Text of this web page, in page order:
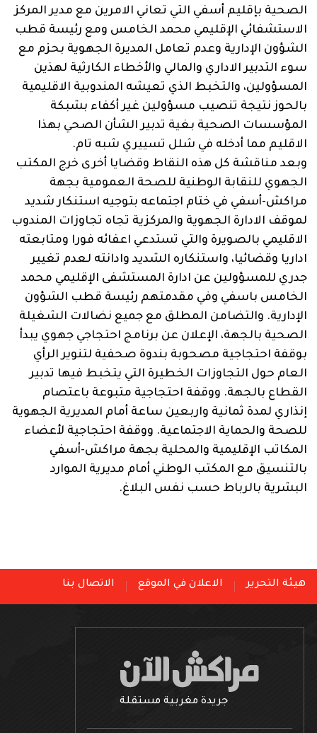
الصحية بإقليم أسفي التي تعاني الامرين مع مدير المركز
الاستشفائي الإقليمي محمد الخامس ومع رئيسة قطب
الشؤون الإدارية وعدم تعامل المديرة الجهوية بحزم مع
سوء التدبير الاداري والمالي والأخطاء الكارثية لهذين
المسؤولين، والتخبط الذي تعيشه المندوبية الاقليمية
بالحوز نتيجة تنصيب مسؤولين غير أكفاء بشبكة
المؤسسات الصحية بغية تدبير الشأن الصحي بهذا
الاقليم مما أدخله في شلل تسييري شبه تام.
وبعد مناقشة كل هذه النقاط وقضايا أخرى خرج المكتب
الجهوي للنقابة الوطنية للصحة العمومية بجهة
مراكش-أسفي في ختام اجتماعه بتوجيه استنكار شديد
لموقف الادارة الجهوية والمركزية تجاه تجاوزات المندوب
الاقليمي بالصويرة والتي تستدعي اعفائه فورا ومتابعته
اداريا وقضائيا، واستنكاره الشديد وادانته لعدم تغيير
جدري للمسؤولين عن ادارة المستشفى الإقليمي محمد
الخامس باسفي وفي مقدمتهم رئيسة قطب الشؤون
الإدارية. والتضامن المطلق مع جميع نضالات الشغيلة
الصحية بالجهة، الإعلان عن برنامج احتجاجي جهوي يبدأ
بوقفة احتجاجية مصحوبة بندوة صحفية لتنوير الرأي
العام حول التجاوزات الخطيرة التي يتخبط فيها تدبير
القطاع بالجهة. ووقفة احتجاجية متبوعة باعتصام
إنذاري لمدة ثمانية واربعين ساعة أمام المديرية الجهوية
للصحة والحماية الاجتماعية. ووقفة احتجاجية لأعضاء
المكاتب الإقليمية والمحلية بجهة مراكش-أسفي
بالتنسيق مع المكتب الوطني أمام مديرية الموارد
البشرية بالرباط حسب نفس البلاغ.
هيئة التحرير الاعلان في الموقع الاتصال بنا
جريدة مغربية مستقلة